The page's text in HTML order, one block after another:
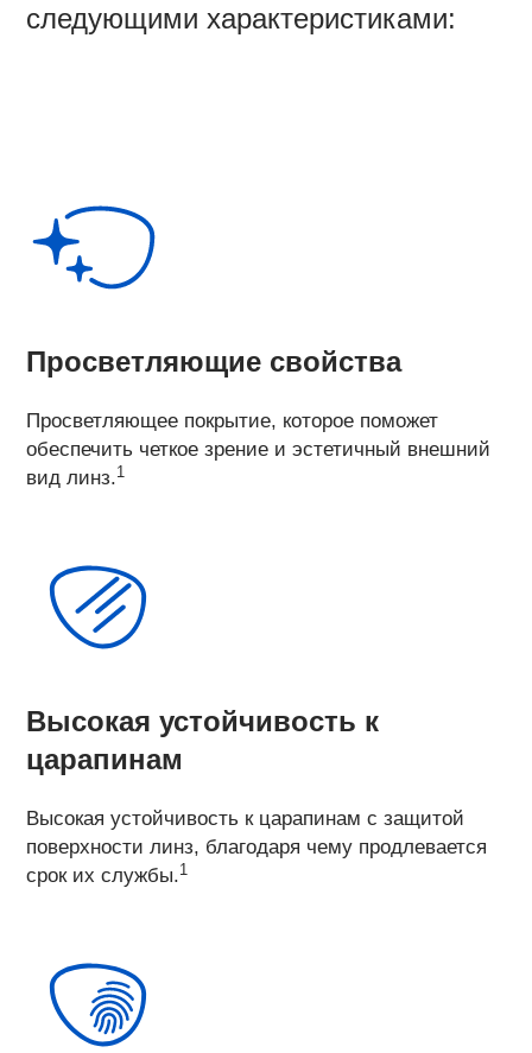
следующими характеристиками:
Просветляющие свойства
Просветляющее покрытие, которое поможет
обеспечить четкое зрение и эстетичный внешний
вид линз.1
Высокая устойчивость к
царапинам
Высокая устойчивость к царапинам с защитой
поверхности линз, благодаря чему продлевается
срок их службы.1